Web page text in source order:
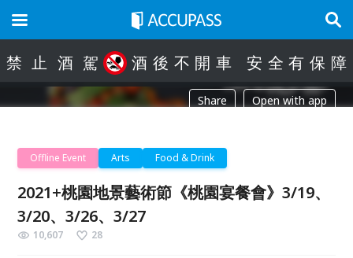
禁 止 酒 駕 酒 後 不 開 車 安 全 有 保 障
Share Open with app
Offline Event Arts Food & Drink
2021+桃園地景藝術節《桃園宴餐會》3/19、
3/20、3/26、3/27
10,607 28